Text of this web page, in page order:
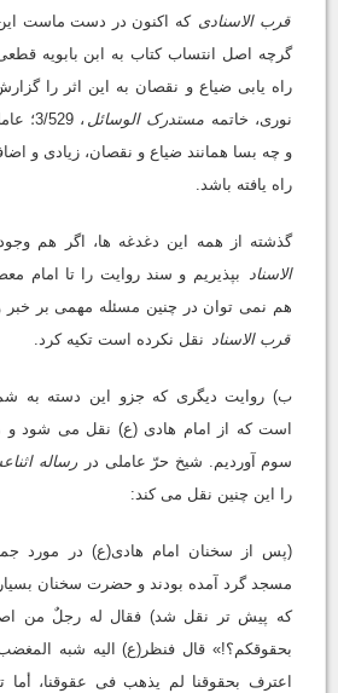
قرب الاسنادی که اکنون در دست ماست این
گرچه اصل انتساب کتاب به ابن بابویه
راه یابی ضیاع و نقصان به این اثر را
نوری، خاتمه مستدرک الوسائل ، 3/529؛ عاملی،
و چه بسا همانند ضیاع و نقصان، زیادی و
راه یافته باشد.
گذشته از همه این دغدغه ها، اگر هم
الاسناد بپذیریم و سند روایت را تا امام
هم نمی توان در چنین مسئله مهمی بر
قرب الاسناد نقل نکرده است تکیه کرد.
ب) روایت دیگری که جزو این دسته به
است که از امام هادی (ع) نقل می شود و
سوم آوردیم. شیخ حرّ عاملی در
رساله
را این چنین نقل می کند:
(پس از سخنان امام هادی(ع) در مورد
مسجد گرد آمده بودند و حضرت سخنان بسیار
که پیش تر نقل شد) فقال له رجلٌ من
بحقوقکم؟!» قال فنظر(ع) الیه شبه
اعترف بحقوقنا لم یذهب فی عقوقنا،